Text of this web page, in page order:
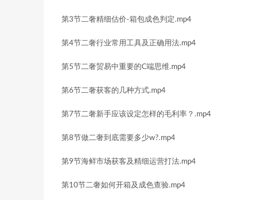
第3节二奢精细估价-箱包成色判定.mp4
第4节二奢行业常用工具及正确用法.mp4
第5节二奢贸易中重要的C端思维.mp4
第6节二奢获客的几种方式.mp4
第7节二奢新手应该设定怎样的毛利率？.mp4
第8节做二奢到底需要多少w?.mp4
第9节海鲜市场获客及精细运营打法.mp4
第10节二奢如何开箱及成色查验.mp4